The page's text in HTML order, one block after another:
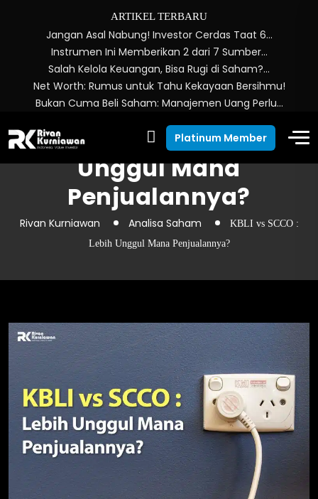
ARTIKEL TERBARU
Jangan Asal Nabung! Investor Cerdas Taat 6…
Instrumen Ini Memberikan 2 dari 7 Sumber…
Salah Kelola Keuangan, Bisa Rugi di Saham?…
Net Worth: Rumus untuk Tahu Kekayaan Bersihmu!
Bukan Cuma Beli Saham: Manajemen Uang Perlu…
Platinum Member
KBLI vs SCCO : Lebih
Unggul Mana
Penjualannya?
Rivan Kurniawan Analisa Saham
KBLI vs SCCO :
Lebih Unggul Mana Penjualannya?